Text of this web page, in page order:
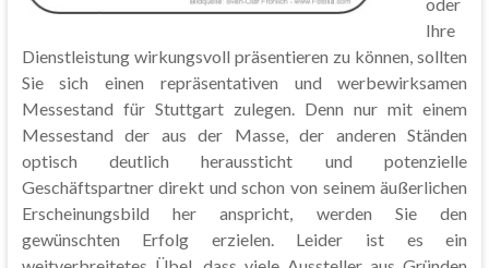
Ihre
Dienstleistung wirkungsvoll präsentieren zu können, sollten
Sie sich einen repräsentativen und werbewirksamen
Messestand für Stuttgart zulegen. Denn nur mit einem
Messestand der aus der Masse, der anderen Ständen
optisch deutlich heraussticht und potenzielle
Geschäftspartner direkt und schon von seinem äußerlichen
Erscheinungsbild her anspricht, werden Sie den
gewünschten Erfolg erzielen. Leider ist es ein